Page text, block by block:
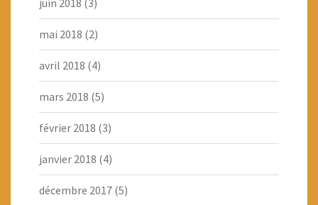
juin 2018 (3)
mai 2018 (2)
avril 2018 (4)
mars 2018 (5)
février 2018 (3)
janvier 2018 (4)
décembre 2017 (5)